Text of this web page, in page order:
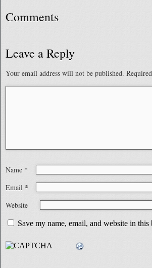
Comments
Leave a Reply
Your email address will not be published.
Name *
Email *
Website
Save my name, email, and website in